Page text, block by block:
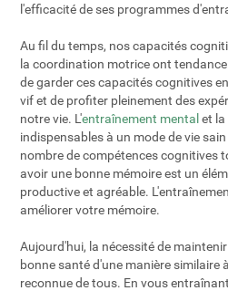
l'efficacité de ses programmes
Au fil du temps, nos capacités
la coordination motrice ont
de garder ces capacités cognitives
vif et de profiter pleinement des
notre vie. L'entraînement mental et
indispensables à un mode de vie
nombre de compétences cognitives
avoir une bonne mémoire est un
productive et agréable.
améliorer votre mémoire.
Aujourd'hui, la nécessité de
bonne santé d'une manière similaire
reconnue de tous. En vous